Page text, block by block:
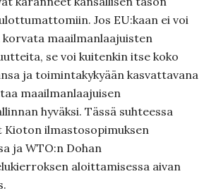
Jos EU:kaan ei voi
maailmanlaajuisten
se voi kuitenkin itse koko
ja toimintakykyään kasvattavana
maailmanlaajuisen
hyväksi. Tässä suhteessa
Kioton ilmastosopimuksen
ja WTO:n Dohan
aloittamisessa aivan